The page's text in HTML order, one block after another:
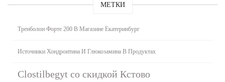
МЕТКИ
Тренболон Форте 200 В Магазине Екатеринбург
Источники Хондроитина И Глюкозамина В Продуктах
Clostilbegyt со скидкой Кстово